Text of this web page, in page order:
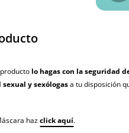
lo hagas con la seguridad
sexual y sexólogasa tu disposición
hazclick aquí.